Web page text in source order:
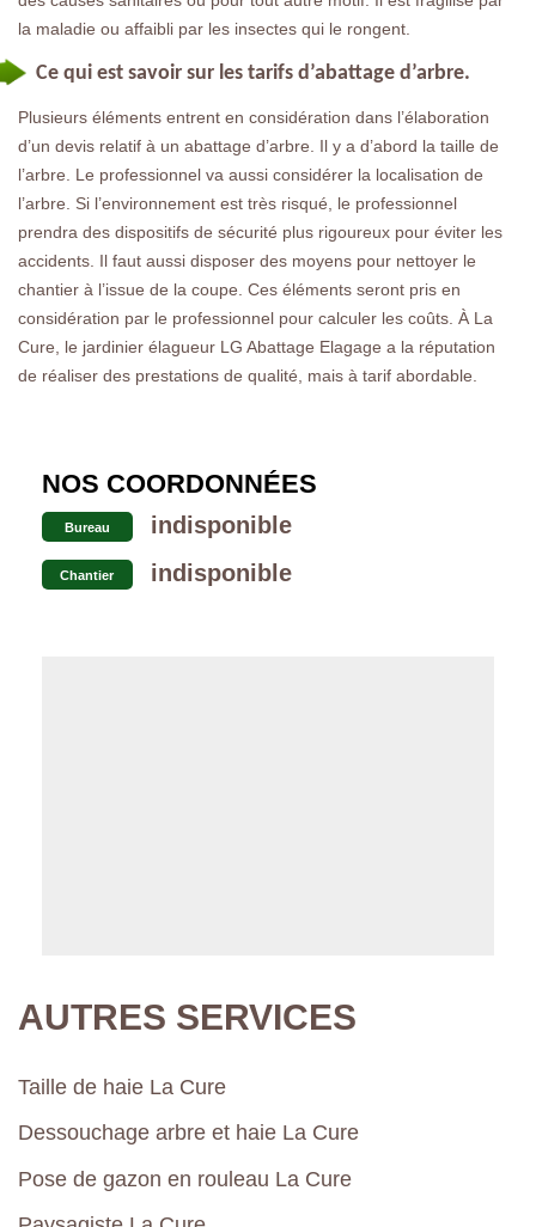
la maladie ou affaibli par les insectes qui le rongent.
Ce qui est savoir sur les tarifs d’abattage d’arbre.
Plusieurs éléments entrent en considération dans l’élaboration
d’un devis relatif à un abattage d’arbre. Il y a d’abord la taille de
l’arbre. Le professionnel va aussi considérer la localisation de
l’arbre. Si l’environnement est très risqué, le professionnel
prendra des dispositifs de sécurité plus rigoureux pour éviter les
accidents. Il faut aussi disposer des moyens pour nettoyer le
chantier à l’issue de la coupe. Ces éléments seront pris en
considération par le professionnel pour calculer les coûts. À La
Cure, le jardinier élagueur LG Abattage Elagage a la réputation
de réaliser des prestations de qualité, mais à tarif abordable.
NOS COORDONNÉES
Bureau indisponible
Chantier indisponible
AUTRES SERVICES
Taille de haie La Cure
Dessouchage arbre et haie La Cure
Pose de gazon en rouleau La Cure